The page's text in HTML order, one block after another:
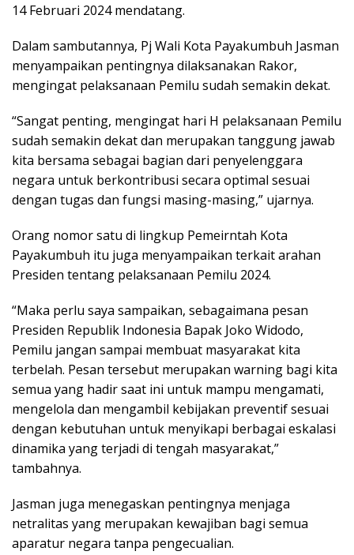
14 Februari 2024 mendatang.
Dalam sambutannya, Pj Wali Kota Payakumbuh Jasman
menyampaikan pentingnya dilaksanakan Rakor,
mengingat pelaksanaan Pemilu sudah semakin dekat.
“Sangat penting, mengingat hari H pelaksanaan Pemilu
sudah semakin dekat dan merupakan tanggung jawab
kita bersama sebagai bagian dari penyelenggara
negara untuk berkontribusi secara optimal sesuai
dengan tugas dan fungsi masing-masing,” ujarnya.
Orang nomor satu di lingkup Pemeirntah Kota
Payakumbuh itu juga menyampaikan terkait arahan
Presiden tentang pelaksanaan Pemilu 2024.
“Maka perlu saya sampaikan, sebagaimana pesan
Presiden Republik Indonesia Bapak Joko Widodo,
Pemilu jangan sampai membuat masyarakat kita
terbelah. Pesan tersebut merupakan warning bagi kita
semua yang hadir saat ini untuk mampu mengamati,
mengelola dan mengambil kebijakan preventif sesuai
dengan kebutuhan untuk menyikapi berbagai eskalasi
dinamika yang terjadi di tengah masyarakat,”
tambahnya.
Jasman juga menegaskan pentingnya menjaga
netralitas yang merupakan kewajiban bagi semua
aparatur negara tanpa pengecualian.